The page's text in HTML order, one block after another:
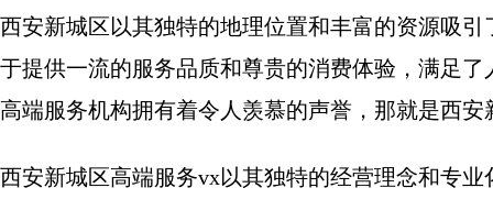
西安新城区以其独特的地理位置和丰富的资源吸
于提供一流的服务品质和尊贵的消费体验，满足
高端服务机构拥有着令人羡慕的声誉，那就是西
西安新城区高端服务vx以其独特的经营理念和专